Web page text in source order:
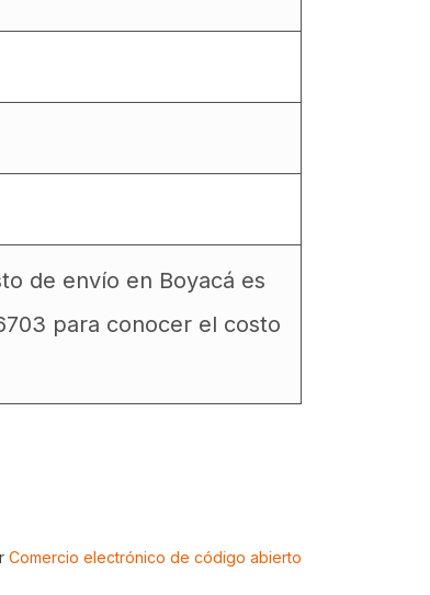
de envío en Boyacá es
para conocer el costo
Comercio electrónico de código abierto